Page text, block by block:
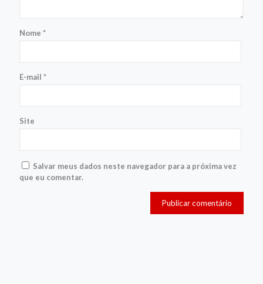
Nome *
E-mail *
Site
Salvar meus dados neste navegador para a próxima vez
que eu comentar.